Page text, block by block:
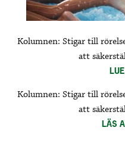
Kolumnen: Stigar till
att
Kolumnen: Stigar till
att
LÄS